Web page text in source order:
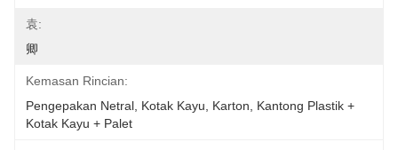
袁:
卿
Kemasan Rincian:
Pengepakan Netral, Kotak Kayu, Karton, Kantong Plastik +
Kotak Kayu + Palet